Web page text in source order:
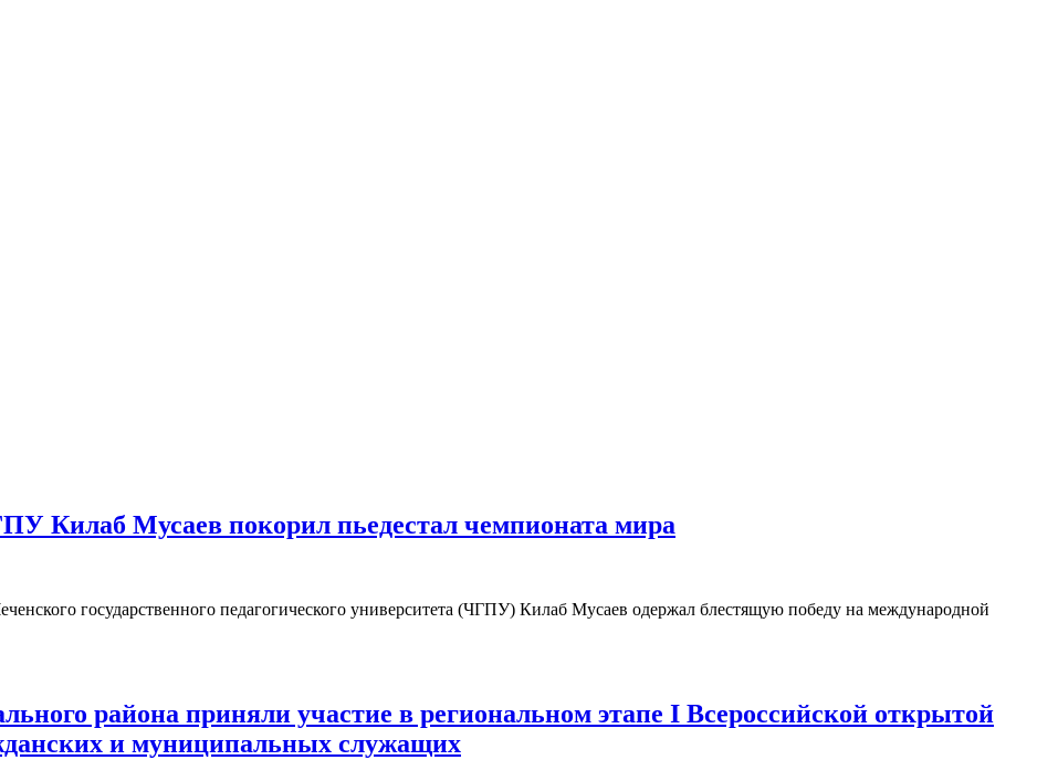
Килаб Мусаев покорил пьедестал чемпионата мира
государственного педагогического университета (ЧГПУ) Килаб Мусаев одержал блестящую победу на международной
района приняли участие в региональном этапе I Всероссийской открытой
и муниципальных служащих